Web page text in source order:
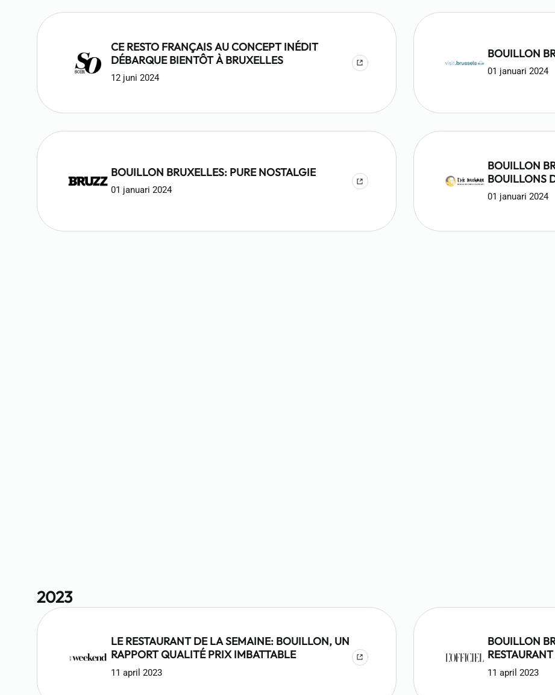
CE RESTO FRANÇAIS AU CONCEPT INÉDIT
DÉBARQUE BIENTÔT À BRUXELLES
12 juni 2024
BOUILLON
01 januari 2024
BOUILLON BRUXELLES: PURE NOSTALGIE
01 januari 2024
BOUILLON BRUXELLES
BOUILLONS
01 januari 2024
2023
LE RESTAURANT DE LA SEMAINE: BOUILLON, UN
RAPPORT QUALITÉ PRIX IMBATTABLE
11 april 2023
BOUILLON
DE LUI ?
11 april 2023